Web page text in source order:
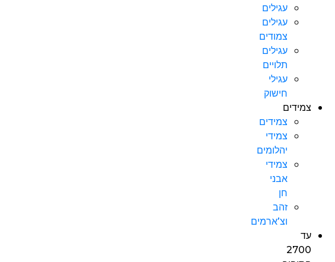
עגילים
עגילים
צמודים
עגילים
תלויים
עגילי
חישוק
צמידים
צמידים
צמידי
יהלומים
צמידי
אבני
חן
זהב
וצ’ארמים
עד
2700